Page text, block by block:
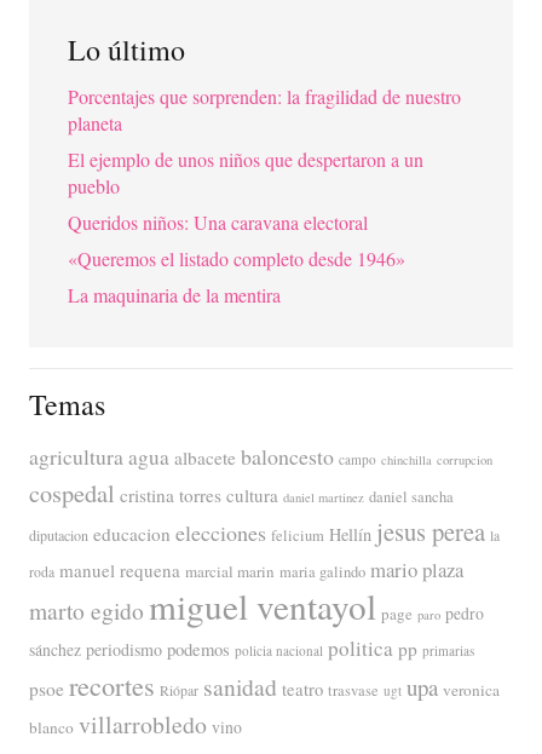
Lo último
Porcentajes que sorprenden: la fragilidad de nuestro
planeta
El ejemplo de unos niños que despertaron a un
pueblo
Queridos niños: Una caravana electoral
«Queremos el listado completo desde 1946»
La maquinaria de la mentira
Temas
agricultura agua albacete baloncesto campo chinchilla corrupcion
cospedal cristina torres cultura daniel martinez daniel sancha
diputacion educacion elecciones felicium Hellín jesus perea la
roda manuel requena marcial marin maria galindo mario plaza
marto egido miguel ventayol page paro pedro
sánchez periodismo podemos policia nacional politica pp primarias
psoe recortes Riópar sanidad teatro trasvase ugt upa veronica
blanco villarrobledo vino